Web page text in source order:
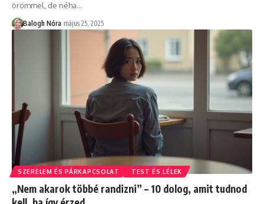
örömmel, de néha…
Balogh Nóra május 25, 2025
SZERELEM ÉS PÁRKAPCSOLAT TEST ÉS LÉLEK
„Nem akarok többé randizni” – 10 dolog, amit tudnod